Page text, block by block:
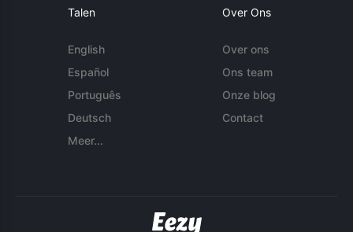
Talen
English
Español
Português
Deutsch
Meer...
Over Ons
Over ons
Ons team
Onze blog
Contact